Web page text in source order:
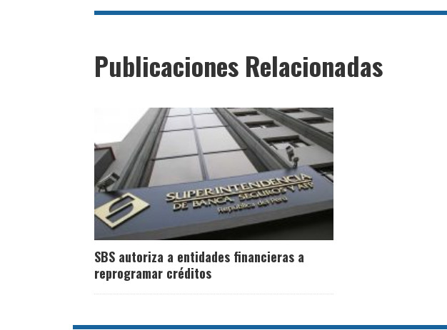
Publicaciones Relacionadas
SBS autoriza a entidades financieras a
reprogramar créditos